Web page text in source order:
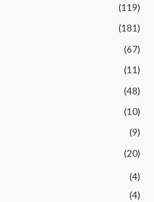
(119)
(181)
(67)
(11)
(48)
(10)
(9)
(20)
(4)
(4)